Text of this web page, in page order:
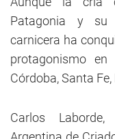
Patagonia y su
carnicera ha
protagonismo en
Córdoba, Santa
Carlos